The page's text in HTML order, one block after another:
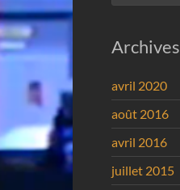
Archives
avril 2020
août 2016
avril 2016
juillet 2015